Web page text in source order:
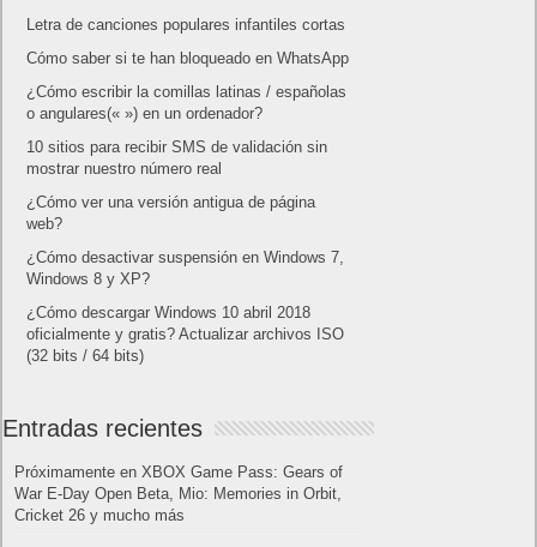
Letra de canciones populares infantiles cortas
Cómo saber si te han bloqueado en WhatsApp
¿Cómo escribir la comillas latinas / españolas
o angulares(« ») en un ordenador?
10 sitios para recibir SMS de validación sin
mostrar nuestro número real
¿Cómo ver una versión antigua de página
web?
¿Cómo desactivar suspensión en Windows 7,
Windows 8 y XP?
¿Cómo descargar Windows 10 abril 2018
oficialmente y gratis? Actualizar archivos ISO
(32 bits / 64 bits)
Entradas recientes
Próximamente en XBOX Game Pass: Gears of
War E-Day Open Beta, Mio: Memories in Orbit,
Cricket 26 y mucho más